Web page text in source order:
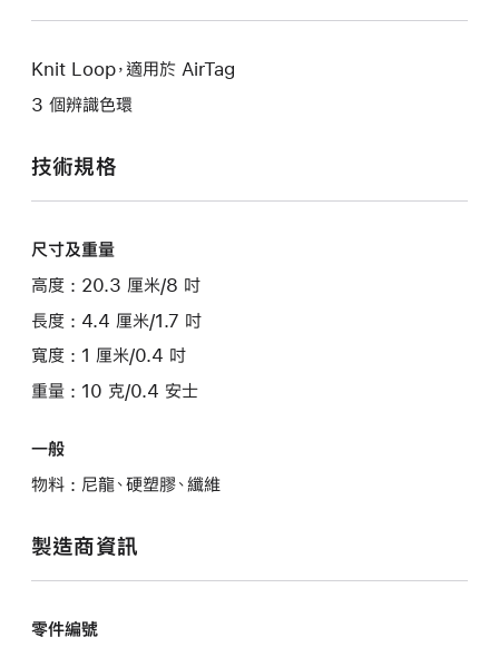
Knit Loop，適用於 AirTag
3 個辨識色環
技術規格
尺寸及重量
高度 : 20.3 厘米/8 吋
長度 : 4.4 厘米/1.7 吋
寬度 : 1 厘米/0.4 吋
重量 : 10 克/0.4 安士
一般
物料 : 尼龍、硬塑膠、纖維
製造商資訊
零件編號